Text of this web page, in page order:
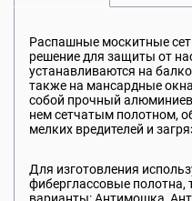
Распашные москитные
решение для защиты от
устанавливаются на
также на мансардные
собой прочный
нем сетчатым полотном,
мелких вредителей и
Для изготовления
фиберглассовые полотна,
варианты: Антимошка,